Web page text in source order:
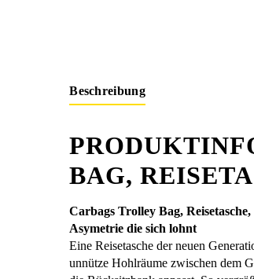
Beschreibung
BAG,
Carbags Trolley Bag,
Asymetrie die sich lohnt
Eine Reisetasche der neuen
unnütze Hohlräume zwischen dem